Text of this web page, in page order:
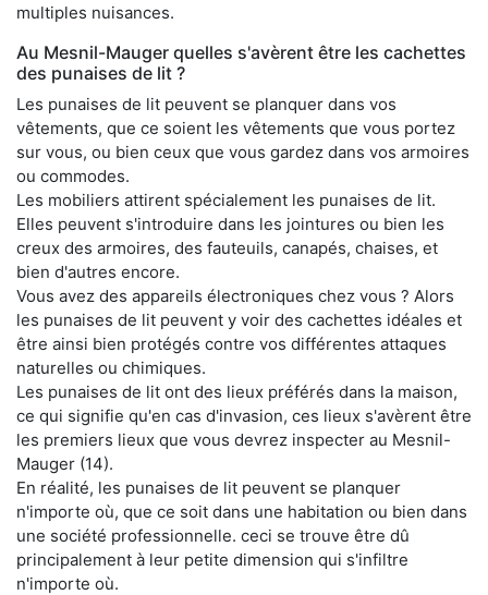
multiples nuisances.
Au Mesnil-Mauger quelles s'avèrent être les cachettes
des punaises de lit ?
Les punaises de lit peuvent se planquer dans vos
vêtements, que ce soient les vêtements que vous portez
sur vous, ou bien ceux que vous gardez dans vos armoires
ou commodes.
Les mobiliers attirent spécialement les punaises de lit.
Elles peuvent s'introduire dans les jointures ou bien les
creux des armoires, des fauteuils, canapés, chaises, et
bien d'autres encore.
Vous avez des appareils électroniques chez vous ? Alors
les punaises de lit peuvent y voir des cachettes idéales et
être ainsi bien protégés contre vos différentes attaques
naturelles ou chimiques.
Les punaises de lit ont des lieux préférés dans la maison,
ce qui signifie qu'en cas d'invasion, ces lieux s'avèrent être
les premiers lieux que vous devrez inspecter au Mesnil-
Mauger (14).
En réalité, les punaises de lit peuvent se planquer
n'importe où, que ce soit dans une habitation ou bien dans
une société professionnelle. ceci se trouve être dû
principalement à leur petite dimension qui s'infiltre
n'importe où.